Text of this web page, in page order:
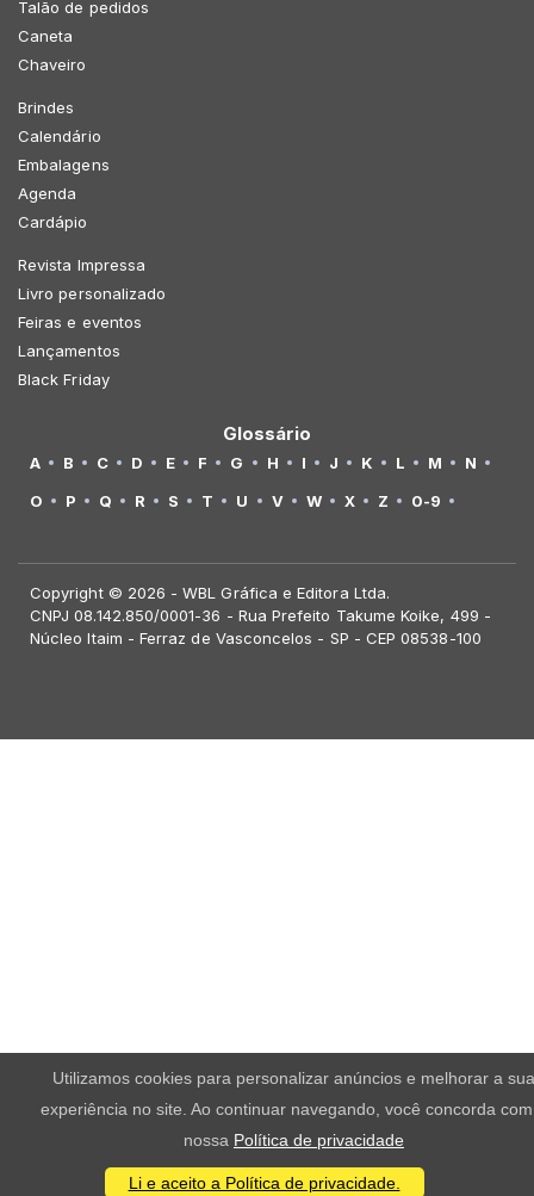
Talão de pedidos
Caneta
Chaveiro
Brindes
Calendário
Embalagens
Agenda
Cardápio
Revista Impressa
Livro personalizado
Feiras e eventos
Lançamentos
Black Friday
Glossário
A B C D E F G H I J K L M
N
O
P Q R S T U V W X Z 0-9
Copyright © 2026 - WBL Gráfica e Editora Ltda.
CNPJ 08.142.850/0001-36 - Rua Prefeito Takume Koike, 499 -
Núcleo Itaim - Ferraz de Vasconcelos - SP - CEP 08538-100
Utilizamos cookies para personalizar anúncios e melhorar a sua
experiência no site. Ao continuar navegando, você concorda
nossa Política de privacidade
Li e aceito a Política de privacidade.